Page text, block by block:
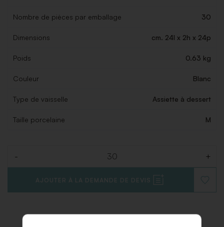
Nombre de pièces par emballage 30
Dimensions cm. 24l x 2h x 24p
Poids 0.63 kg
Couleur Blanc
Type de vaisselle Assiette à dessert
Taille porcelaine M
- +
AJOUTER À LA DEMANDE DE DEVIS
À
DE